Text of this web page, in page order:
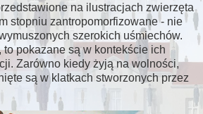
na ilustracjach zwierzęta
stopniu zantropomorfizowane - nie
szerokich uśmiechów.
to pokazane są w kontekście ich
Zarówno kiedy żyją na wolności,
są w klatkach stworzonych przez